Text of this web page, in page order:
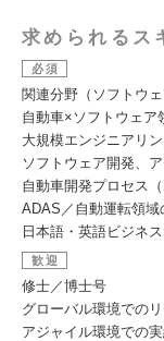
求められるス
必須
関連分野（ソフトウ
自動車×ソフトウェア
大規模エンジニアリ
ソフトウェア開発、
自動車開発プロセス
ADAS／自動運転領域
日本語・英語ビジネ
歓迎
修士／博士号
グローバル環境での
アジャイル環境での